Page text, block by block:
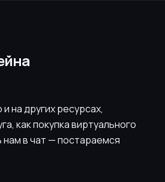
на других ресурсах,
как покупка виртуального
в чат — постараемся